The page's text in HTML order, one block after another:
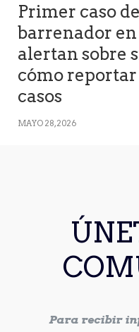
Primer caso
barrenador
alertan sobre
cómo reportar
casos
MAYO 28, 2026
Para recibir